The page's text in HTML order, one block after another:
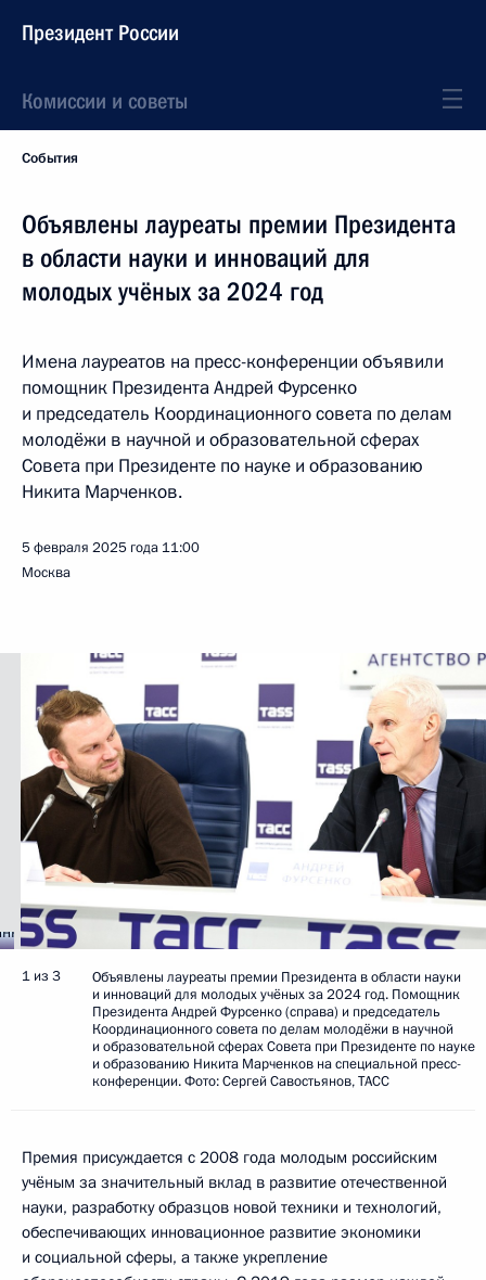
Президент России
Комиссии и советы
События
Объявлены лауреаты премии Президента
в области науки и инноваций для
молодых учёных за 2024 год
Имена лауреатов на пресс-конференции объявили
помощник Президента Андрей Фурсенко
и председатель Координационного совета по делам
молодёжи в научной и образовательной сферах
Совета при Президенте по науке и образованию
Никита Марченков.
5 февраля 2025 года 11:00
Москва
1 из 3
Объявлены лауреаты премии Президента в области науки
и инноваций для молодых учёных за 2024 год. Помощник
Президента Андрей Фурсенко (справа) и председатель
Координационного совета по делам молодёжи в научной
и образовательной сферах Совета при Президенте по науке
и образованию Никита Марченков на специальной пресс-
конференции. Фото: Сергей Савостьянов, ТАСС
Премия присуждается с 2008 года молодым российским
учёным за значительный вклад в развитие отечественной
науки, разработку образцов новой техники и технологий,
обеспечивающих инновационное развитие экономики
и социальной сферы, а также укрепление